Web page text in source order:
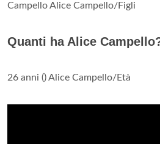
Campello Alice Campello/Figli
Quanti ha Alice
26 anni () Alice Campello/Età